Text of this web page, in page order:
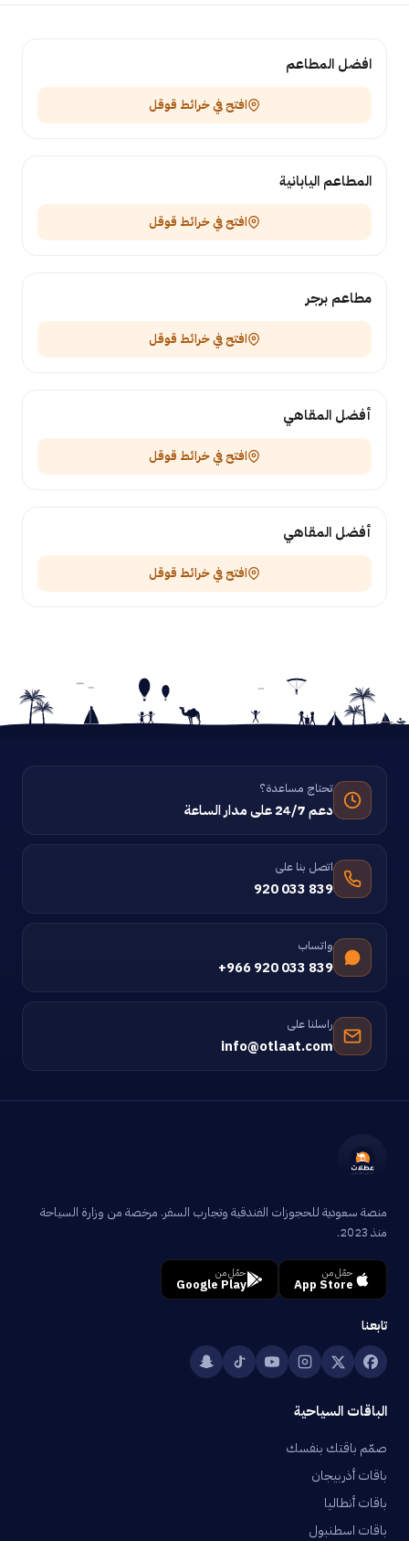
افضل المطاعم
افتح في خرائط قوقل
المطاعم اليابانية
افتح في خرائط قوقل
مطاعم برجر
افتح في خرائط قوقل
أفضل المقاهي
افتح في خرائط قوقل
أفضل المقاهي
افتح في خرائط قوقل
تحتاج مساعدة؟
دعم 24/7 على مدار الساعة
اتصل بنا على
920 033 839
واتساب
+966 920 033 839
راسلنا على
info@otlaat.com
منصة سعودية للحجوزات الفندقية وتجارب السفر. مرخصة من وزارة السياحة
منذ 2023.
حمّل من
App Store
حمّل من
Google Play
تابعنا
الباقات السياحية
صمّم باقتك بنفسك
باقات أذربيجان
باقات أنطاليا
باقات اسطنبول